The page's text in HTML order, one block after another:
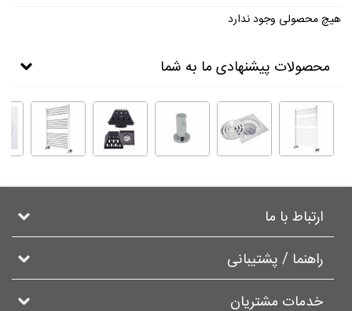
هیچ محصولی وجود ندارد
محصولات پیشنهادی ما به شما
ارتباط با ما
راهنما / پشتیبانی
خدمات مشتریان